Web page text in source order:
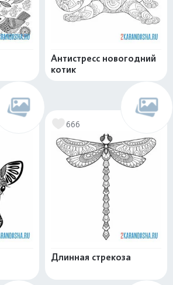
Антистресс новогодний
котик
666
Длинная стрекоза